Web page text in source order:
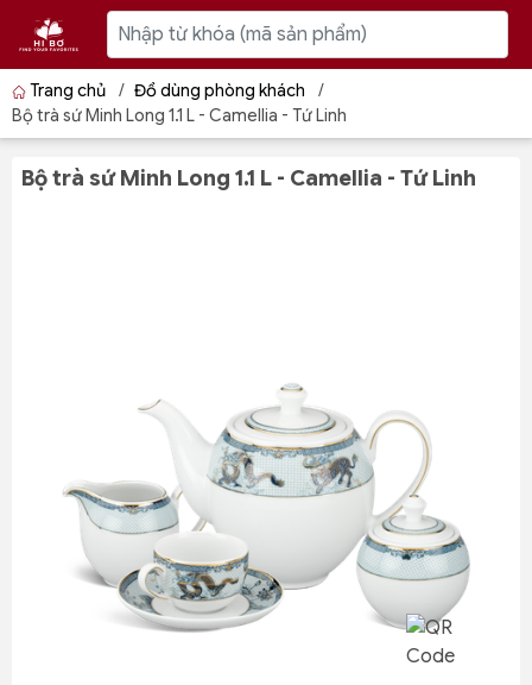
Trang chủ / Đồ dùng phòng khách
/
Bộ trà sứ Minh Long 1.1 L - Camellia - Tứ Linh
Bộ trà sứ Minh Long 1.1 L - Camellia - Tứ Linh